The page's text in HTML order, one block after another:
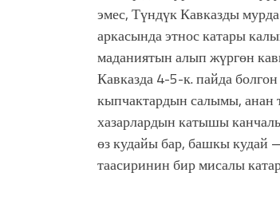
эмес, Түндүк Кавказды
аркасында этнос катары
маданиятын алып жүргөн
Кавказда 4-5-к. пайда
кыпчактардын салымы, анан
хазарлардын катышы
өз кудайы бар, башкы кудай
таасиринин бир мисалы